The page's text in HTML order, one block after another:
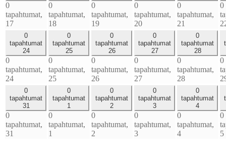
0
tapahtumat,
17
0
tapahtumat,
18
0
tapahtumat,
19
0
tapahtumat,
20
0
tapahtumat,
21
0
0
tapahtumat
24
0
tapahtumat,
24
0
tapahtumat
25
0
tapahtumat,
25
0
tapahtumat
26
0
tapahtumat,
26
0
tapahtumat
27
0
tapahtumat,
27
0
tapahtumat
28
0
tapahtumat,
28
0
0
tapahtumat
31
0
tapahtumat,
31
0
tapahtumat
1
0
tapahtumat,
1
0
tapahtumat
2
0
tapahtumat,
2
0
tapahtumat
3
0
tapahtumat,
3
0
tapahtumat
4
0
tapahtumat,
4
0
5